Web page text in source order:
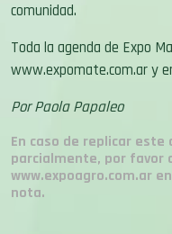
comunidad.
Toda la agenda de Expo
www.expomate.com.ary
Por Paola Papaleo
En caso de replicar
parcialmente, por favor
www.expoagro.com.ar
nota.